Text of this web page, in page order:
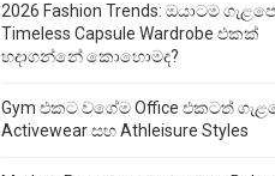
2026 Fashion Trends: ඔයාටම
Timeless Capsule Wardrobe එකක්
හදාගන්නේ කොහොමද?
Gym එකට වගේම Office එකටත්
Activewear සහ Athleisure Styles